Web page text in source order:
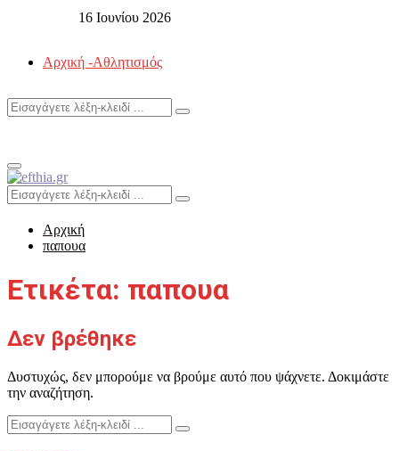
16 Ιουνίου 2026
Αρχική -Αθλητισμός
Search
Search
Primary
Menu
Search
for:
Search
Αρχική
παπουα
Ετικέτα: παπουα
Δεν βρέθηκε
Δυστυχώς, δεν μπορούμε να βρούμε αυτό που ψάχνετε. Δοκιμάστε
την αναζήτηση.
Search
for:
Search